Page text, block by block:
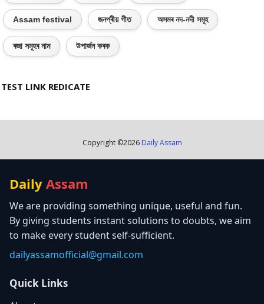
Assam festival জনপ্ৰীয় গীত অসমৰ নদ-নদী সমূহ
ৰজা সমূহৰ নাম উপাৰ্জন কৰক
TEST LINK REDICATE
Copyright ©2026 Daily Assam
Daily Assam
We are providing something unique, useful and fun.
By giving students instant solutions to doubts, we aim
to make every student self-sufficient.
dailyassamofficial@gmail.com
Quick Links